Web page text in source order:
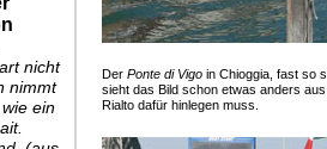
Der Ponte di Vigo in Chioggia, fast so
sieht das Bild schon etwas anders
Rialto dafür hinlegen muss.